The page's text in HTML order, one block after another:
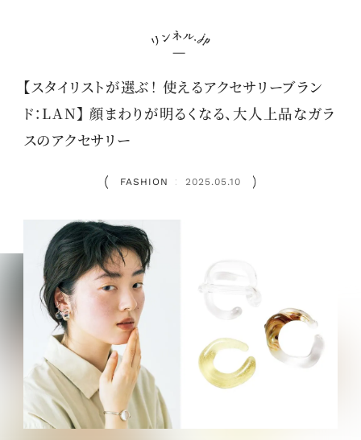
【スタイリストが選ぶ！ 使えるアクセサリーブラン
ド：LAN】 顔まわりが明るくなる、大人上品なガラ
スのアクセサリー
FASHION ： 2025.05.10